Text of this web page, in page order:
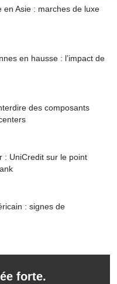
en Asie : marches de luxe
en hausse : l’impact de
des composants
: UniCredit sur le point
: signes de
forte.